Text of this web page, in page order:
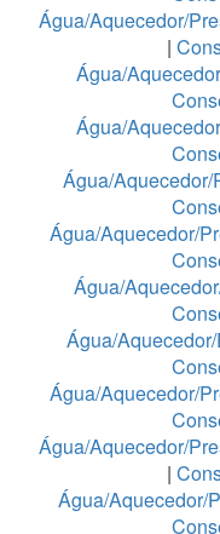
Água/Aquecedor/
|
Água/
Água/
Água/
Água/Aquecedor/
Água/
Água/
Água/Aquecedor/
Água/Aquecedor/
|
Água/Aquecedor/